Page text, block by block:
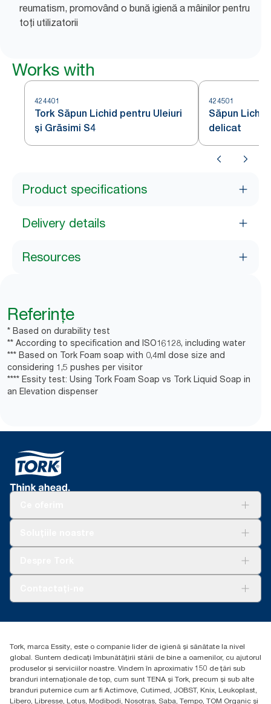
reumatism, promovând o bună igienă a mâinilor pentru
toți utilizatorii
Works with
424401
Tork Săpun Lichid pentru Uleiuri
şi Grăsimi S4
424501
Săpun
delicat
Product specifications
Delivery details
Resources
Referințe
* Based on durability test
** According to specification and ISO16128, including water
*** Based on Tork Foam soap with 0,4ml dose size and
considering 1,5 pushes per visitor
**** Essity test: Using Tork Foam Soap vs Tork Liquid Soap in
an Elevation dispenser
Essity Hungary Kft. Professional Hygiene
Budakeszi út 51.
Tork, marca Essity, este o companie lider de igienă și sănătate la nivel
global. Suntem dedicați îmbunătățirii stării de bine a oamenilor, cu ajutorul
produselor și serviciilor noastre. Vindem în aproximativ 150 de țări sub
branduri internaționale de top, cum sunt TENA și Tork, precum și sub alte
branduri puternice cum ar fi Actimove, Cutimed, JOBST, Knix, Leukoplast,
Libero, Libresse, Lotus, Modibodi, Nosotras, Saba, Tempo, TOM Organic și